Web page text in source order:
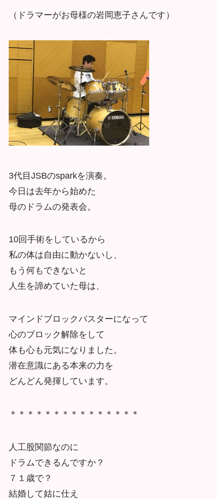
（ドラマーがお母様の岩岡恵子さんです）
3代目JSBのsparkを演奏。
今日は去年から始めた
母のドラムの発表会。
10回手術をしているから
私の体は自由に動かないし、
もう何もできないと
人生を諦めていた母は、
マインドブロックバスターになって
心のブロック解除をして
体も心も元気になりました。
潜在意識にある本来の力を
どんどん発揮しています。
＊＊＊＊＊＊＊＊＊＊＊＊＊＊＊
人工股関節なのに
ドラムできるんですか？
７１歳で？
結婚して姑に仕え